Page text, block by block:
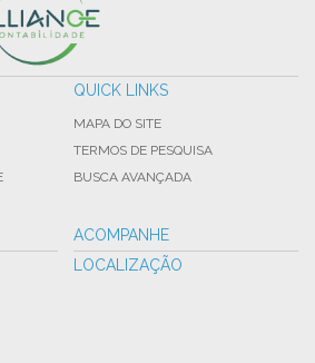
QUICK LINKS
MAPA DO SITE
TERMOS DE PESQUISA
BUSCA AVANÇADA
LOCALIZAÇÃO
ACOMPANHE